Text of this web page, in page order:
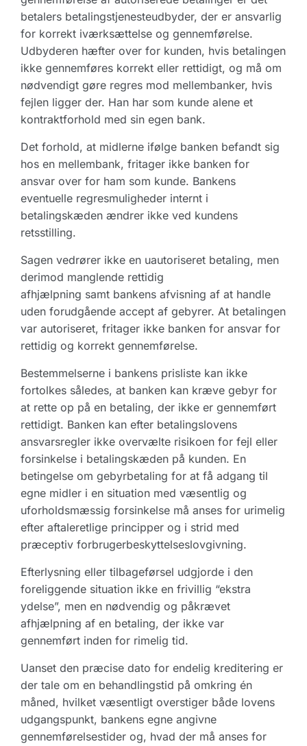
betalers betalingstjenesteudbyder, der er ansvarlig
for korrekt iværksættelse og gennemførelse.
Udbyderen hæfter over for kunden, hvis betalingen
ikke gennemføres korrekt eller rettidigt, og må om
nødvendigt gøre regres mod mellembanker, hvis
fejlen ligger der. Han har som kunde alene et
kontraktforhold med sin egen bank.
Det forhold, at midlerne ifølge banken befandt sig
hos en mellembank, fritager ikke banken for
ansvar over for ham som kunde. Bankens
eventuelle regresmuligheder internt i
betalingskæden ændrer ikke ved kundens
retsstilling.
Sagen vedrører ikke en uautoriseret betaling, men
derimod manglende rettidig
afhjælpning samt bankens afvisning af at handle
uden forudgående accept af gebyrer. At betalingen
var autoriseret, fritager ikke banken for ansvar for
rettidig og korrekt gennemførelse.
Bestemmelserne i bankens prisliste kan ikke
fortolkes således, at banken kan kræve gebyr for
at rette op på en betaling, der ikke er gennemført
rettidigt. Banken kan efter betalingslovens
ansvarsregler ikke overvælte risikoen for fejl eller
forsinkelse i betalingskæden på kunden. En
betingelse om gebyrbetaling for at få adgang til
egne midler i en situation med væsentlig og
uforholdsmæssig forsinkelse må anses for urimelig
efter aftaleretlige principper og i strid med
præceptiv forbrugerbeskyttelseslovgivning.
Efterlysning eller tilbageførsel udgjorde i den
foreliggende situation ikke en frivillig “ekstra
ydelse”, men en nødvendig og påkrævet
afhjælpning af en betaling, der ikke var
gennemført inden for rimelig tid.
Uanset den præcise dato for endelig kreditering er
der tale om en behandlingstid på omkring én
måned, hvilket væsentligt overstiger både lovens
udgangspunkt, bankens egne angivne
gennemførelsestider og, hvad der må anses for